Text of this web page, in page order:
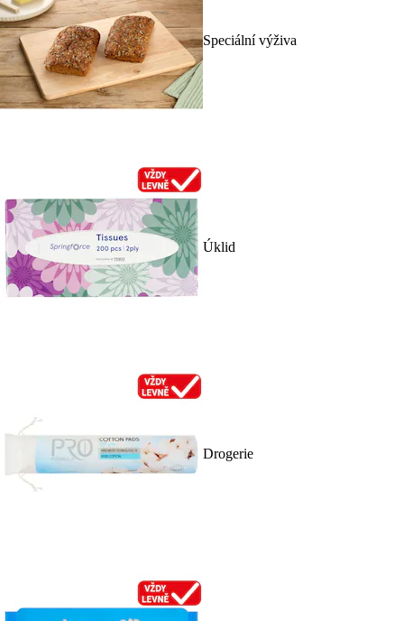
Speciální výživa
Úklid
Drogerie